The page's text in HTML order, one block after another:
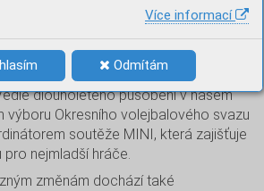
Více informací
Odmítám
předseda Stanislav Slezák,
jeho práci a čas věnovaný rozvoji
sdružení Drásov byl
dlouholetého působení v našem
výboru Okresního volejbalového svazu
soutěže MINI, která zajišťuje
nejmladší hráče.
změnám dochází také